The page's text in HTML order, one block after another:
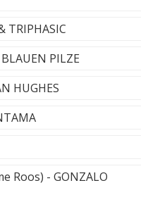
TRIPHASIC
PILZE
HUGHES
Roos) - GONZALO